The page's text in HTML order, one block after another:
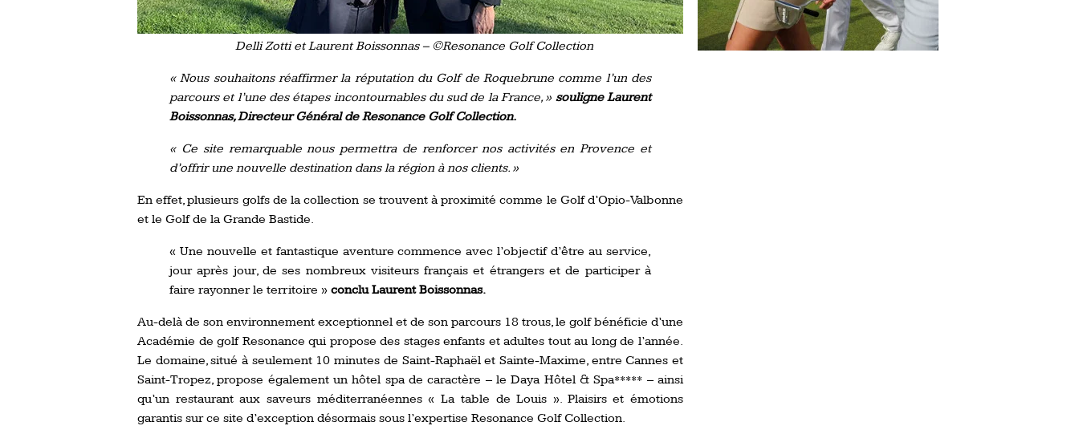
Delli Zotti et Laurent Boissonnas – ©Resonance Golf Collection
« Nous souhaitons réaffirmer la réputation du Golf de Roquebrune comme l’un des
parcours et l’une des étapes incontournables du sud de la France, » souligne Laurent
Boissonnas, Directeur Général de Resonance Golf Collection.
« Ce site remarquable nous permettra de renforcer nos activités en Provence et
d’offrir une nouvelle destination dans la région à nos clients. »
En effet, plusieurs golfs de la collection se trouvent à proximité comme le Golf d’Opio-Valbonne
et le Golf de la Grande Bastide.
« Une nouvelle et fantastique aventure commence avec l’objectif d’être au service,
jour après jour, de ses nombreux visiteurs français et étrangers et de participer à
faire rayonner le territoire » conclu Laurent Boissonnas.
Au-delà de son environnement exceptionnel et de son parcours 18 trous, le golf bénéficie d’une
Académie de golf Resonance qui propose des stages enfants et adultes tout au long de l’année.
Le domaine, situé à seulement 10 minutes de Saint-Raphaël et Sainte-Maxime, entre Cannes et
Saint-Tropez, propose également un hôtel spa de caractère – le Daya Hôtel & Spa***** – ainsi
qu’un restaurant aux saveurs méditerranéennes « La table de Louis ». Plaisirs et émotions
garantis sur ce site d’exception désormais sous l’expertise Resonance Golf Collection.